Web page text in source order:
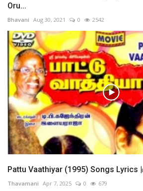
Oru...
Bhavani Aug 30, 2021 0 2542
Pattu Vaathiyar (1995) Songs Lyrics
Thavamani Apr 7, 2025 0 679